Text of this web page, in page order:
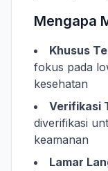
Mengapa
Khusus
fokus pada
kesehatan
Verifikasi
diverifikasi
keamanan
Lamar